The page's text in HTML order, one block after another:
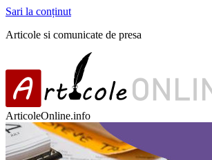
Sari la conținut
Articole si comunicate de presa
ArticoleOnline.info